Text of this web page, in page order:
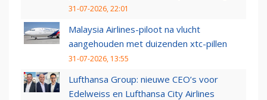
31-07-2026, 22:01
Malaysia Airlines-piloot na vlucht
aangehouden met duizenden xtc-pillen
31-07-2026, 13:55
Lufthansa Group: nieuwe CEO’s voor
Edelweiss en Lufthansa City Airlines